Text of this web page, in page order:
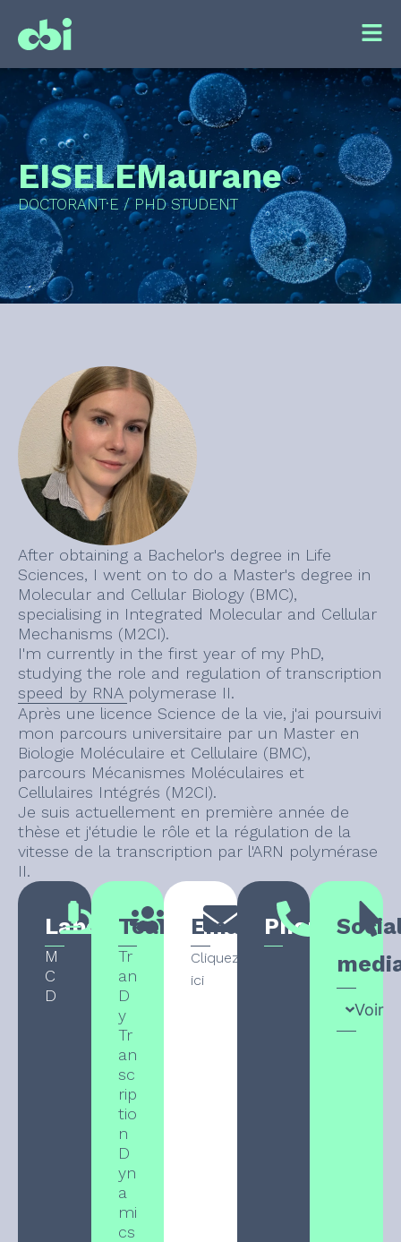
EISELEMaurane
DOCTORANT·E / PHD STUDENT
Laboratory
M
C
D
Team
Tr
an
D
y
Tr
an
sc
rip
tio
n
D
yn
a
mi
cs
Email
Cliquez
ici
Phone
Voir
After obtaining a Bachelor's degree in Life
Sciences, I went on to do a Master's degree in
Molecular and Cellular Biology (BMC),
specialising in Integrated Molecular and Cellular
Mechanisms (M2CI).
I'm currently in the first year of my PhD,
studying the role and regulation of transcription
speed by RNA polymerase II.
Après une licence Science de la vie, j'ai poursuivi
mon parcours universitaire par un Master en
Biologie Moléculaire et Cellulaire (BMC),
parcours Mécanismes Moléculaires et
Cellulaires Intégrés (M2CI).
Je suis actuellement en première année de
thèse et j'étudie le rôle et la régulation de la
vitesse de la transcription par l'ARN polymérase
II.